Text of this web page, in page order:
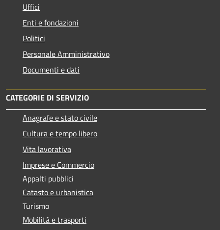
Uffici
Enti e fondazioni
Politici
Personale Amministrativo
Documenti e dati
CATEGORIE DI SERVIZIO
Anagrafe e stato civile
Cultura e tempo libero
Vita lavorativa
Imprese e Commercio
Appalti pubblici
Catasto e urbanistica
Turismo
Mobilità e trasporti